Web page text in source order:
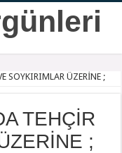
SOYKIRIMLAR ÜZERİNE ;
TEHÇİR
;